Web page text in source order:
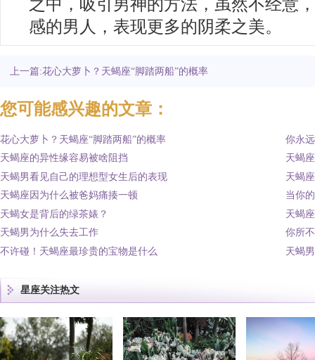
之中，吸引男神的方法，虽然不经意
感的男人，表现更多的阴柔之美。
上一篇:花心大萝卜？天蝎座“脚踏两船”的概率
您可能感兴趣的文章：
花心大萝卜？天蝎座“脚踏两船”的概率
天蝎座的异性缘容易被啥阻挡
天蝎男看见自己的理想型女生后的表现
天蝎座因为什么被爸妈痛揍一顿
天蝎女是背后的绿茶婊？
天蝎男为什么失去工作
不许碰！天蝎座最珍贵的宝物是什么
你永
天蝎
天蝎
当你
天蝎
你所
天蝎
星座关注热文